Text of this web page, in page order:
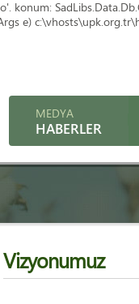
konum:
e)
MEDYA
HABERLER
Vizyonumuz